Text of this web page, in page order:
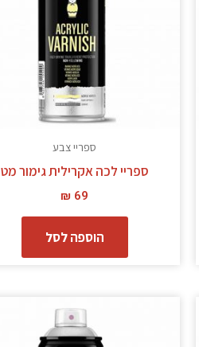
ספריי צבע
ספריי לכה אקרילית גימור מט
₪ 69
הוספה לסל